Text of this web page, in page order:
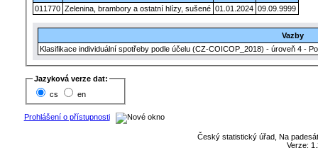
011770 Zelenina, brambory a ostatní hlízy, sušené 01.01.2024 09.09.9999
Vazby
Klasifikace individuální spotřeby podle účelu (CZ-COICOP_2018) - úroveň 4 -
Jazyková verze dat:
cs
en
Prohlášení o přístupnosti
Český statistický úřad, Na
Verze: